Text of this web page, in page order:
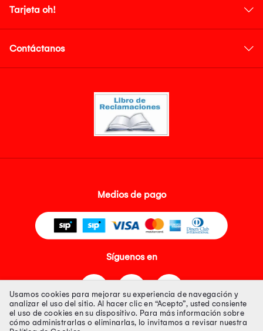
Tarjeta oh!
Contáctanos
Medios de pago
Síguenos en
Usamos cookies para mejorar su experiencia de navegación y
analizar el uso del sitio. Al hacer clic en “Acepto”, usted consiente
el uso de cookies en su dispositivo. Para más información sobre
cómo administrarlas o eliminarlas, lo invitamos a revisar nuestra